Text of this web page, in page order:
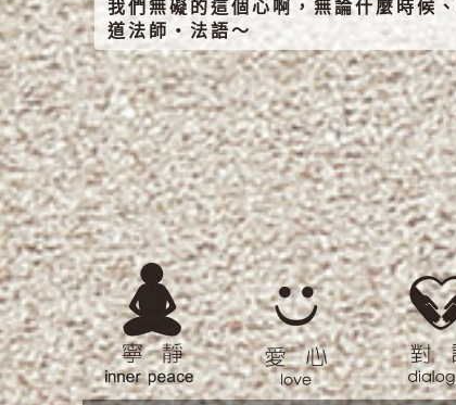
我們無礙的這個心啊，無論什麼時候
道法師‧法語～